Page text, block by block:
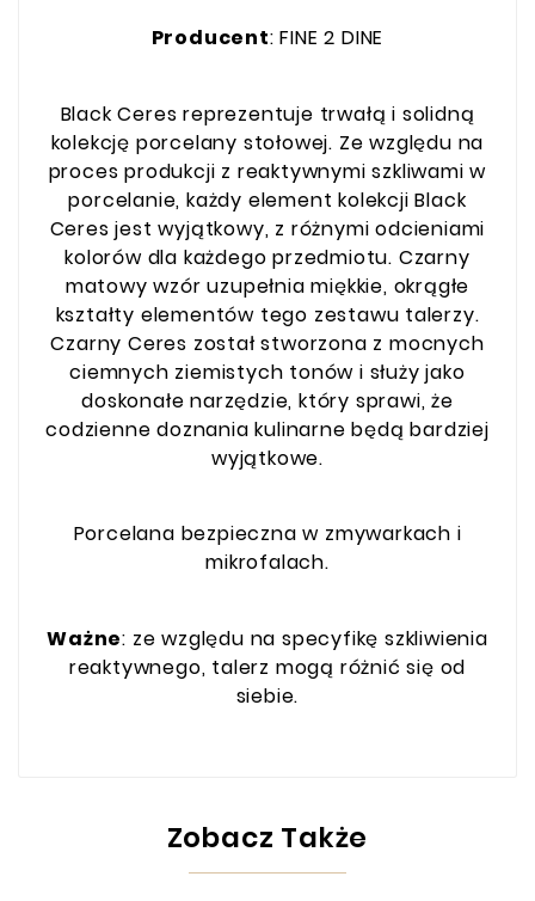
Producent: FINE 2 DINE
Black Ceres reprezentuje trwałą i solidną
kolekcję porcelany stołowej. Ze względu na
proces produkcji z reaktywnymi szkliwami w
porcelanie, każdy element kolekcji Black
Ceres jest wyjątkowy, z różnymi odcieniami
kolorów dla każdego przedmiotu. Czarny
matowy wzór uzupełnia miękkie, okrągłe
kształty elementów tego zestawu talerzy.
Czarny Ceres został stworzona z mocnych
ciemnych ziemistych tonów i służy jako
doskonałe narzędzie, który sprawi, że
codzienne doznania kulinarne będą bardziej
wyjątkowe.
Porcelana bezpieczna w zmywarkach i
mikrofalach.
Ważne: ze względu na specyfikę szkliwienia
reaktywnego, talerz mogą różnić się od
siebie.
Zobacz Także